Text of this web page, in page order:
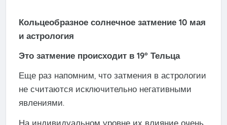
Кольцеобразное солнечное затмение 10 мая
и астрология
Это затмение происходит в 19° Тельца
Еще раз напомним, что затмения в астрологии
не считаются исключительно негативными
явлениями.
На индивидуальном уровне их влияние очень